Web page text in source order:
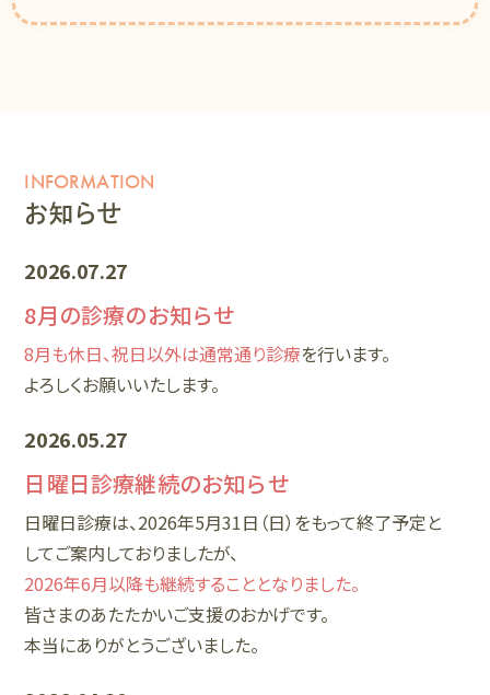
INFORMATION
お知らせ
2026.07.27
8月の診療のお知らせ
8月も休日、祝日以外は通常通り診療を行います。
よろしくお願いいたします。
2026.05.27
日曜日診療継続のお知らせ
日曜日診療は、2026年5月31日（日）をもって終了予定と
してご案内しておりましたが、
2026年6月以降も継続することとなりました。
皆さまのあたたかいご支援のおかげです。
本当にありがとうございました。